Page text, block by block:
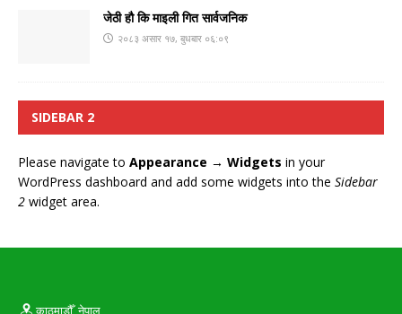
जेठी हौ कि माइली गित सार्वजनिक
२०८३ असार १७, बुधबार ०६:०९
SIDEBAR 2
Please navigate to Appearance → Widgets in your
WordPress dashboard and add some widgets into the Sidebar
2 widget area.
काठमाडौँ, नेपाल